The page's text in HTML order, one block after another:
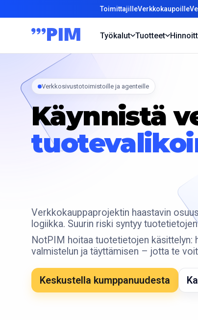
ToimittajilleVerkkokaupoille
Työkalut Tuotteet
Verkkosivustotoimistoille ja agenteille
Käynnistä
Verkkokauppaprojektin haastavin
logiikka. Suurin riski syntyy
NotPIM hoitaa tuotetietojen käsittelyn:
valmistelun ja täyttämisen – jotta te
Keskustella kumppanuudesta